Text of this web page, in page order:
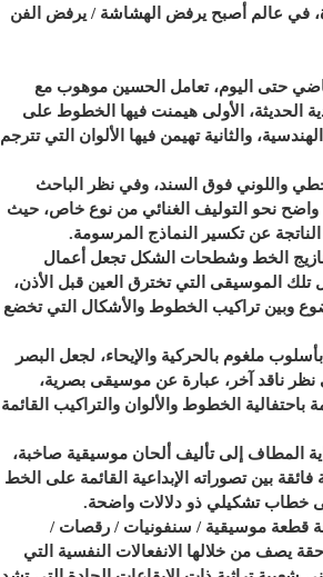
في عالم أصبح يرفض الهشاشة / يرفض الفن
حتى اليوم، تعامل الحسين موهوب مع
الحديثة، الأولى هيمنت فيها الخطوط على
والثانية تهيمن فيها الألوان التي تترجم
واللوني فوق السند، وفي نظر الباحث
واضح نحو التوليف الغنائي من نوع خاص، حيث
عن تكسير النماذج المرسومة.
الخط وشطحات الشكل تجعل أعمال
الموسيقى التي تخترق العين قبل الأذن،
وبين تراكيب الخطوط والأشكال التي تخضع
ملغوم بالحركية والإيحاء، لجعل البصر
نظر ناقد آخر، عبارة عن موسيقى بصرية،
الخطوط والألوان والتراكيب القائمة
المطاف إلى تأليف ألحان موسيقية صاخبة،
بين تصوراته الإبداعية القائمة على الخط
خطاب تشكيلي ذو دلالات واضحة.
قطعة موسيقية / سنفونيات / رقصات /
يصف من خلالها الانفعالات النفسية التي